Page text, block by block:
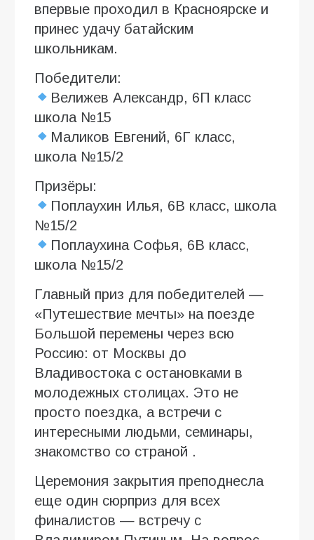
впервые проходил в Красноярске и
принес удачу батайским
школьникам.
Победители:
Велижев Александр, 6П класс
школа №15
Маликов Евгений, 6Г класс,
школа №15/2
Призёры:
Поплаухин Илья, 6В класс, школа
№15/2
Поплаухина Софья, 6В класс,
школа №15/2
Главный приз для победителей —
«Путешествие мечты» на поезде
Большой перемены через всю
Россию: от Москвы до
Владивостока с остановками в
молодежных столицах. Это не
просто поездка, а встречи с
интересными людьми, семинары,
знакомство со страной .
Церемония закрытия преподнесла
еще один сюрприз для всех
финалистов — встречу с